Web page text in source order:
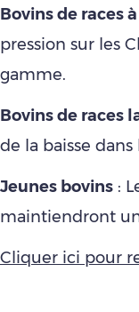
Bovins de races
pression sur les
gamme.
Bovins de races
de la baisse dans
Jeunes bovins :
maintiendront
Cliquer ici pour